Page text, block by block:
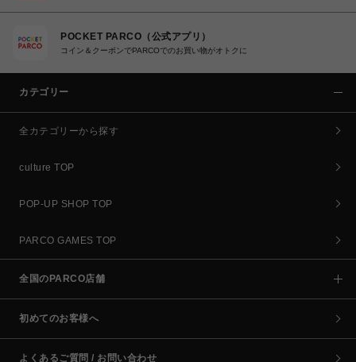
POCKET PARCO（公式アプリ）
コイン＆クーポンでPARCOでのお買い物がオトクに
カテゴリー
全カテゴリーから探す
culture TOP
POP-UP SHOP TOP
PARCO GAMES TOP
全国のPARCO店舗
初めてのお客様へ
よくあるご質問 / お問い合わせ